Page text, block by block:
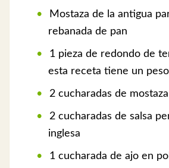
Mostaza de la antigua
rebanada de pan
1 pieza de redondo de
esta receta tiene un
2 cucharadas de
2 cucharadas de salsa
inglesa
1 cucharada de ajo en